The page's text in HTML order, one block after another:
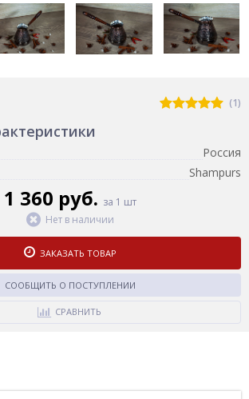
(1)
Россия
Shampurs
1 360 руб. за 1 шт
Нет в наличии
ЗАКАЗАТЬ ТОВАР
СООБЩИТЬ О ПОСТУПЛЕНИИ
СРАВНИТЬ